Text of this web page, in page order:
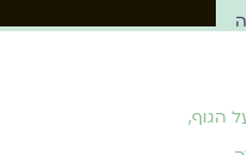
הגוף,